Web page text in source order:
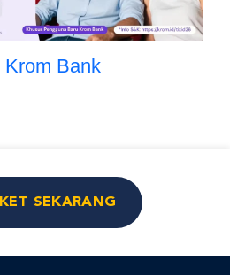
Bank
SEKARANG